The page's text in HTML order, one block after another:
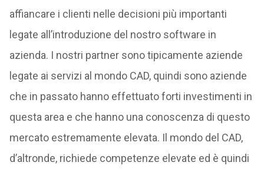
affiancare i clienti nelle decisioni più importanti
legate all’introduzione del nostro software in
azienda. I nostri partner sono tipicamente aziende
legate ai servizi al mondo CAD, quindi sono aziende
che in passato hanno effettuato forti investimenti in
questa area e che hanno una conoscenza di questo
mercato estremamente elevata. Il mondo del CAD,
d’altronde, richiede competenze elevate ed è quindi